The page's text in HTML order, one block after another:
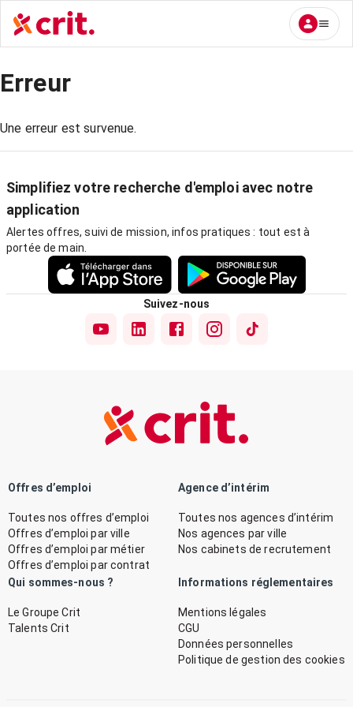
Erreur
Une erreur est survenue.
Simplifiez votre recherche d'emploi avec notre
application
Alertes offres, suivi de mission, infos pratiques : tout est à
portée de main.
Suivez-nous
Offres d’emploi
Toutes nos offres d’emploi
Offres d’emploi par ville
Offres d’emploi par métier
Offres d’emploi par contrat
Agence d’intérim
Toutes nos agences d’intérim
Nos agences par ville
Nos cabinets de recrutement
Qui sommes-nous ?
Le Groupe Crit
Talents Crit
Informations réglementaires
Mentions légales
CGU
Données personnelles
Politique de gestion des cookies